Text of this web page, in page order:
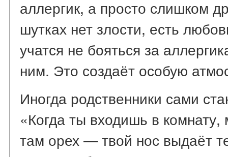
аллергик, а просто слишком
шутках нет злости, есть
учатся не бояться за
ним. Это создаёт особую
Иногда родственники сами
«Когда ты входишь в
там орех — твой нос выдаёт